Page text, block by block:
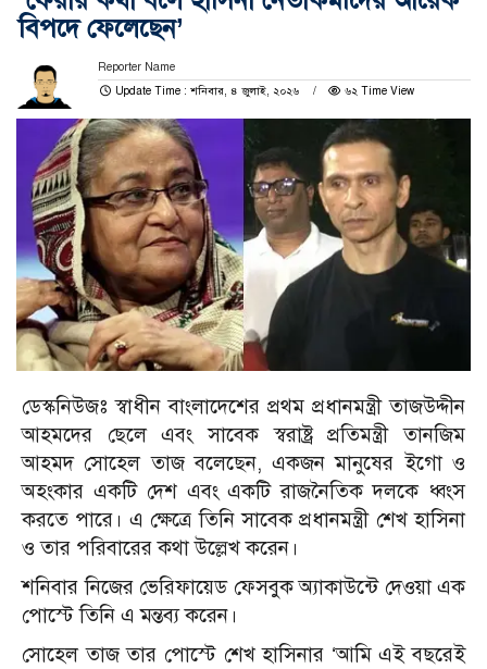
বিপদে ফেলেছেন’
Reporter Name
Update Time : শনিবার, ৪ জুলাই, ২০২৬
৬২ Time View
ডেস্কনিউজঃ স্বাধীন বাংলাদেশের প্রথম প্রধানমন্ত্রী তাজউদ্দীন
আহমদের ছেলে এবং সাবেক স্বরাষ্ট্র প্রতিমন্ত্রী তানজিম
আহমদ সোহেল তাজ বলেছেন, একজন মানুষের ইগো ও
অহংকার একটি দেশ এবং একটি রাজনৈতিক দলকে ধ্বংস
করতে পারে। এ ক্ষেত্রে তিনি সাবেক প্রধানমন্ত্রী শেখ হাসিনা
ও তার পরিবারের কথা উল্লেখ করেন।
শনিবার নিজের ভেরিফায়েড ফেসবুক অ্যাকাউন্টে দেওয়া এক
পোস্টে তিনি এ মন্তব্য করেন।
সোহেল তাজ তার পোস্টে শেখ হাসিনার ‘আমি এই বছরেই